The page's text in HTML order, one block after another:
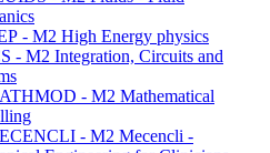
- M2 High Energy physics
- M2 Integration, Circuits and
- M2 Mathematical
- M2 Mecencli -